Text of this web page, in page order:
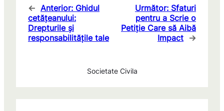
← Anterior: Ghidul
cetățeanului:
Drepturile și
responsabilitățile tale
Următor: Sfaturi
pentru a Scrie o
Petiție Care să Aibă
Impact →
Societate Civila